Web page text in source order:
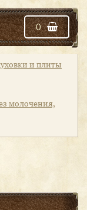
0
и плиты
молочения,